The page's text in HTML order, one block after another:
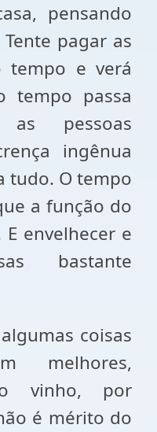
pensando
pagar as
tempo e verá
tempo passa
pessoas
ingênua
tudo. O tempo
a função do
envelhecer e
bastante
coisas
melhores,
vinho, por
é mérito do